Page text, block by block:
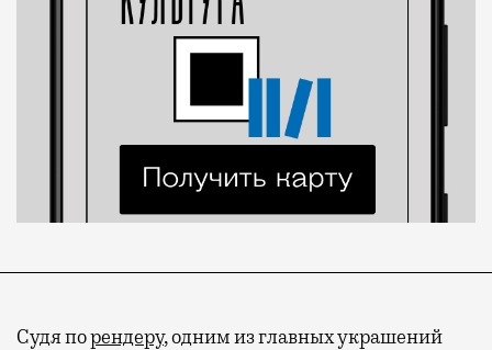
Судя порендеру, одним из главных украшений